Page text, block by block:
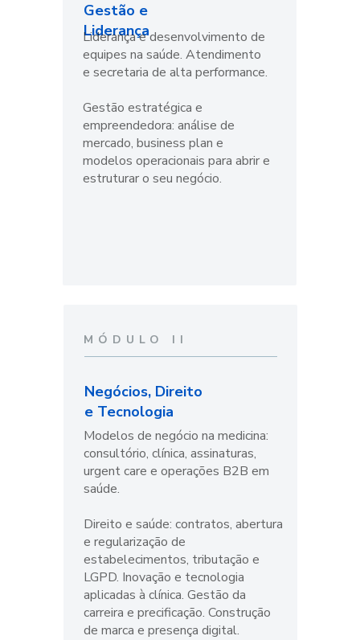
MÓDULO II
Negócios, Direito
e Tecnologia
Gestão e
Liderança
Liderança e desenvolvimento de
equipes na saúde. Atendimento
e secretaria de alta performance.
Gestão estratégica e
empreendedora: análise de
mercado, business plan e
modelos operacionais para abrir e
estruturar o seu negócio.
Modelos de negócio na medicina:
consultório, clínica, assinaturas,
urgent care e operações B2B em
saúde.
Direito e saúde: contratos, abertura
e regularização de
estabelecimentos, tributação e
LGPD. Inovação e tecnologia
aplicadas à clínica. Gestão da
carreira e precificação. Construção
de marca e presença digital.